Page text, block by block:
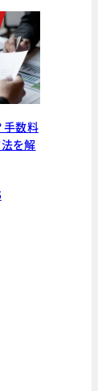
手数料
を解